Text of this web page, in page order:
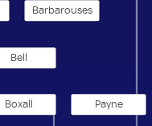
Payne
Boxall
Bell
Barbarouses